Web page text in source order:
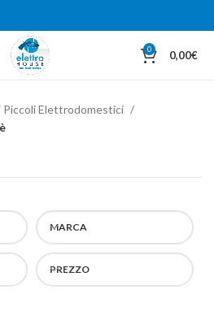
0 0,00€
Piccoli Elettrodomestici
da Caffè
MARCA
PREZZO